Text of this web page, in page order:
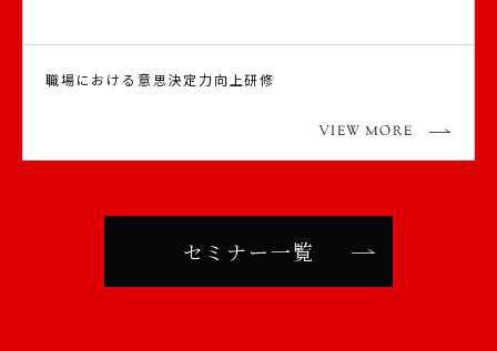
職場における意思決定力向上研修
VIEW MORE
セミナー一覧